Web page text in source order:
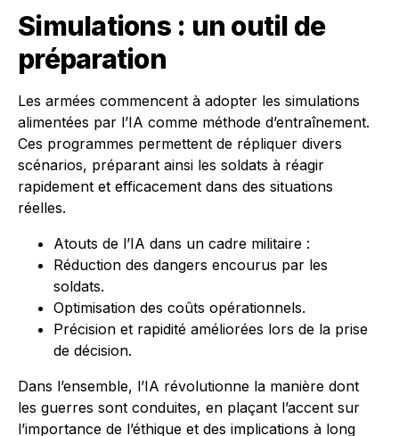
Simulations : un outil de
préparation
Les armées commencent à adopter les simulations
alimentées par l’IA comme méthode d’entraînement.
Ces programmes permettent de répliquer divers
scénarios, préparant ainsi les soldats à réagir
rapidement et efficacement dans des situations
réelles.
Atouts de l’IA dans un cadre militaire :
Réduction des dangers encourus par les
soldats.
Optimisation des coûts opérationnels.
Précision et rapidité améliorées lors de la prise
de décision.
Dans l’ensemble, l’IA révolutionne la manière dont
les guerres sont conduites, en plaçant l’accent sur
l’importance de l’éthique et des implications à long